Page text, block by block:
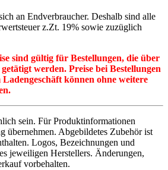
an Endverbraucher. Deshalb sind alle
z.Zt. 19% sowie zuzüglich
sind gültig für Bestellungen, die über
werden. Preise bei Bestellungen
können ohne weitere
sein. Für Produktinformationen
übernehmen. Abgebildetes Zubehör ist
Logos, Bezeichnungen und
jeweiligen Herstellers. Änderungen,
vorbehalten.